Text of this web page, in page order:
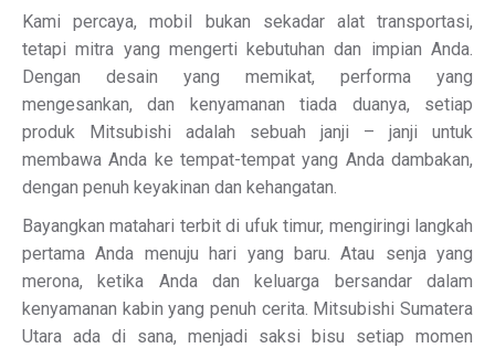
Kami percaya, mobil bukan sekadar alat transportasi,
tetapi mitra yang mengerti kebutuhan dan impian Anda.
Dengan desain yang memikat, performa yang
mengesankan, dan kenyamanan tiada duanya, setiap
produk Mitsubishi adalah sebuah janji – janji untuk
membawa Anda ke tempat-tempat yang Anda dambakan,
dengan penuh keyakinan dan kehangatan.
Bayangkan matahari terbit di ufuk timur, mengiringi langkah
pertama Anda menuju hari yang baru. Atau senja yang
merona, ketika Anda dan keluarga bersandar dalam
kenyamanan kabin yang penuh cerita. Mitsubishi Sumatera
Utara ada di sana, menjadi saksi bisu setiap momen